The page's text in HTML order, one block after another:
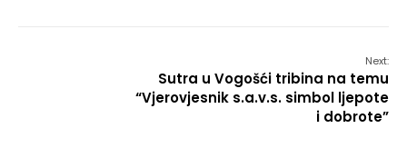
Next:
Sutra u Vogošći tribina na temu
“Vjerovjesnik s.a.v.s. simbol ljepote
i dobrote”